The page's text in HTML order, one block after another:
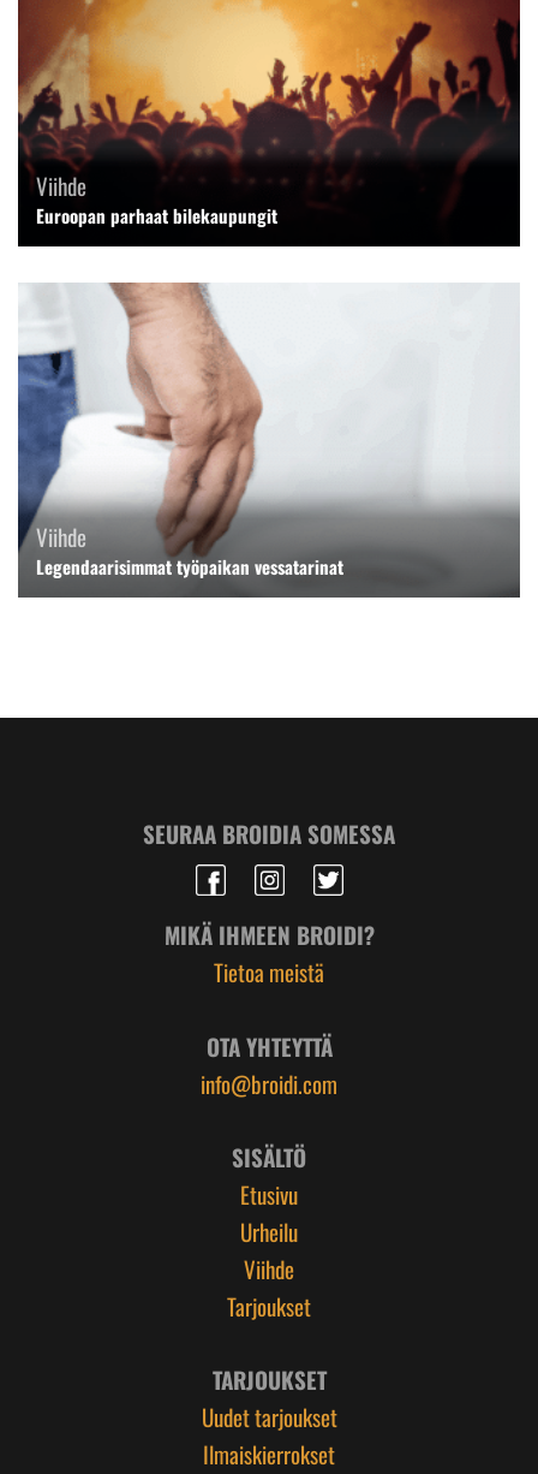
Viihde
Euroopan parhaat bilekaupungit
Viihde
Legendaarisimmat työpaikan vessatarinat
SEURAA BROIDIA SOMESSA
MIKÄ IHMEEN BROIDI?
Tietoa meistä
OTA YHTEYTTÄ
info@broidi.com
SISÄLTÖ
Etusivu
Urheilu
Viihde
Tarjoukset
TARJOUKSET
Uudet tarjoukset
Ilmaiskierrokset